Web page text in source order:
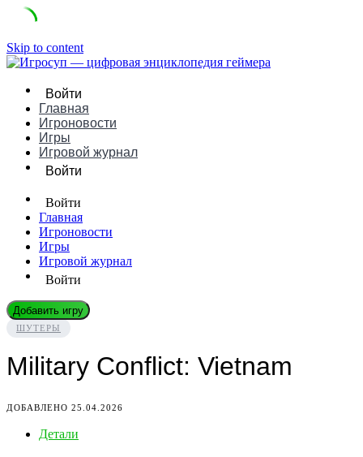
Skip to content
Войти
Главная
Игроновости
Игры
Игровой журнал
Войти
Войти
Главная
Игроновости
Игры
Игровой журнал
Войти
Добавить игру
ШУТЕРЫ
Military Conflict: Vietnam
ДОБАВЛЕНО 25.04.2026
Детали